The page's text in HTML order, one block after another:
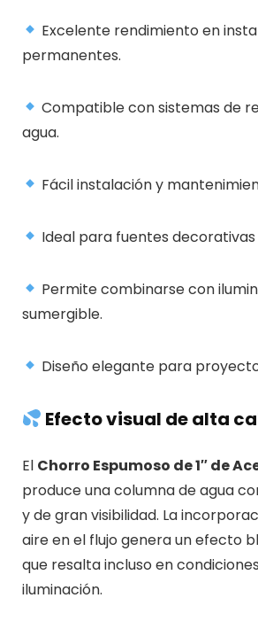
Excelente rendimiento en
permanentes.
Compatible con sistemas de
agua.
Fácil instalación y
Ideal para fuentes decorativas
Permite combinarse con
sumergible.
Diseño elegante para
Efecto visual de alta
El Chorro Espumoso de 1″ de
produce una columna de agua
y de gran visibilidad. La
aire en el flujo genera un efecto
que resalta incluso en
iluminación.